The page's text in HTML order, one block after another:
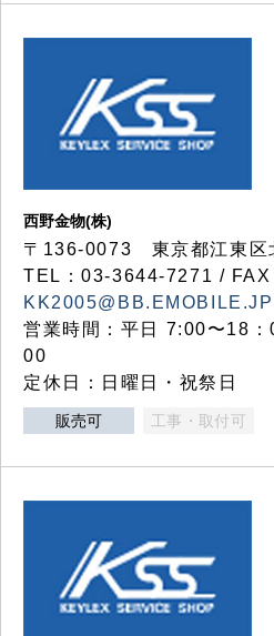
西野金物(株)
〒136-0073 東京都江東区
TEL：03‐3644‐7271 /
KK2005@BB.EMOBILE.JP
営業時間：平日 7:00〜18
00
定休日：日曜日・祝祭日
販売可 工事・取付可